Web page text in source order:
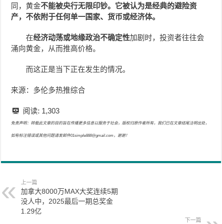
同，黄金不能被央行无限印钞。它被认为是经典的避险资
产，不依附于任何单一国家、货币或经济体。
在经济动荡或地缘政治不确定性加剧时，投资者往往会
涌向黄金，从而推高价格。
而这正是当下正在发生的情况。
来源：多伦多热推综合
阅读: 1,303
免责声明：转载此文章的目的旨在传播更多信息以服务于社会，版权归原作者所有，我们已在文章结尾注明出处，
如有标注错误或其他问题请发邮件01simple888@gmail.com，谢谢！
上一篇
加拿大8000万MAX大奖连续5期
没人中，2025最后一期总奖金
1.29亿
下一篇